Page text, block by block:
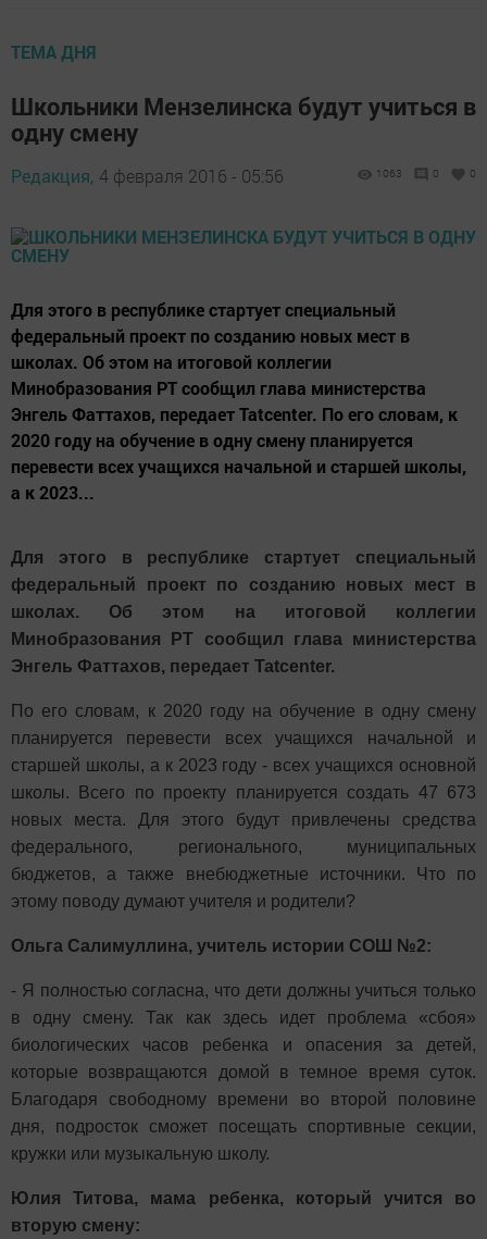
ТЕМА ДНЯ
Школьники Мензелинска будут учиться в
одну смену
Редакция, 4 февраля 2016 - 05:56 1063 0 0
Для этого в республике стартует специальный
федеральный проект по созданию новых мест в
школах. Об этом на итоговой коллегии
Минобразования РТ сообщил глава министерства
Энгель Фаттахов, передает Tatcenter. По его словам, к
2020 году на обучение в одну смену планируется
перевести всех учащихся начальной и старшей школы,
а к 2023...
Для этого в республике стартует специальный
федеральный проект по созданию новых мест в
школах. Об этом на итоговой коллегии
Минобразования РТ сообщил глава министерства
Энгель Фаттахов, передает Tatcenter.
По его словам, к 2020 году на обучение в одну смену
планируется перевести всех учащихся начальной и
старшей школы, а к 2023 году - всех учащихся основной
школы. Всего по проекту планируется создать 47 673
новых места. Для этого будут привлечены средства
федерального, регионального, муниципальных
бюджетов, а также внебюджетные источники. Что по
этому поводу думают учителя и родители?
Ольга Салимуллина, учитель истории СОШ №2:
- Я полностью согласна, что дети должны учиться только
в одну смену. Так как здесь идет проблема «сбоя»
биологических часов ребенка и опасения за детей,
которые возвращаются домой в темное время суток.
Благодаря свободному времени во второй половине
дня, подросток сможет посещать спортивные секции,
кружки или музыкальную школу.
Юлия Титова, мама ребенка, который учится во
вторую смену: